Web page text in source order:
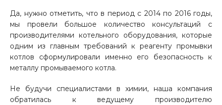
Да, нужно отметить, что в период с 2014 по 2016 годы,
мы провели большое количество консультаций с
производителями котельного оборудования, которые
одним из главным требований к реагенту промывки
котлов сформулировали именно его безопасность к
металлу промываемого котла.
Не будучи специалистами в химии, наша компания
обратилась к ведущему производителю